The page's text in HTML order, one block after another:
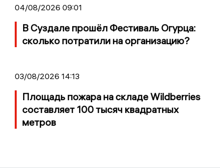
04/08/2026 09:01
В Суздале прошёл Фестиваль Огурца:
сколько потратили на организацию?
03/08/2026 14:13
Площадь пожара на складе Wildberries
составляет 100 тысяч квадратных
метров